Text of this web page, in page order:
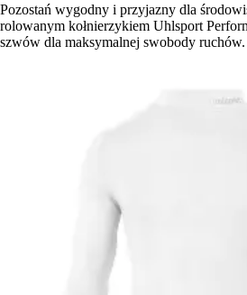
Pozostań wygodny i przyjazny dla
rolowanym kołnierzykiem Uhlsport
szwów dla maksymalnej swobody ruchów.